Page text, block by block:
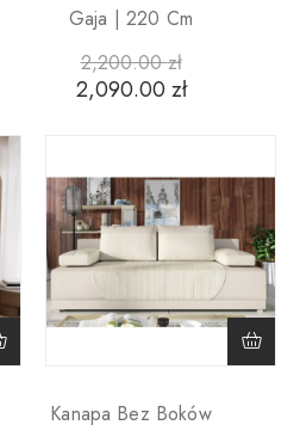
Gaja | 220 Cm
2,200.00zł
2,090.00 zł
Kanapa Bez Boków